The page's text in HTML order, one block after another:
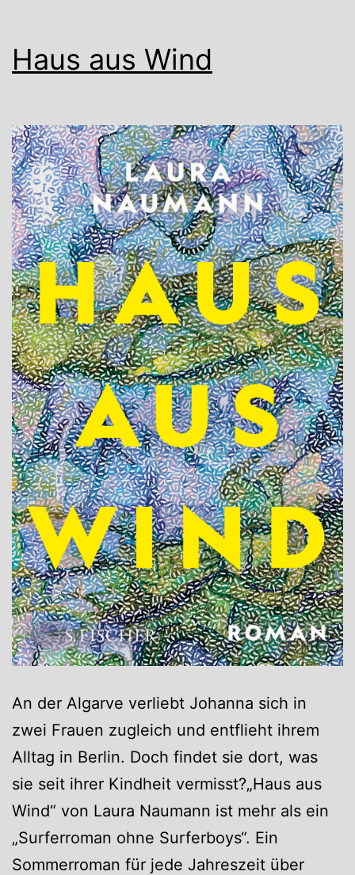
Haus aus Wind
An der Algarve verliebt Johanna sich in
zwei Frauen zugleich und entflieht ihrem
Alltag in Berlin. Doch findet sie dort, was
sie seit ihrer Kindheit vermisst?„Haus aus
Wind“ von Laura Naumann ist mehr als ein
„Surferroman ohne Surferboys“. Ein
Sommerroman für jede Jahreszeit über